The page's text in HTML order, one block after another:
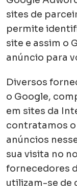
sites de
permite
site e assim o
anúncio para
Diversos
o Google,
em sites da
contratamos
anúncios
sua visita no
fornecedores
utilizam-se de